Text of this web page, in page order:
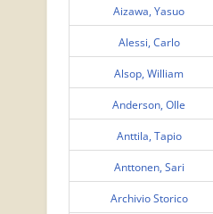
Aizawa, Yasuo
Alessi, Carlo
Alsop, William
Anderson, Olle
Anttila, Tapio
Anttonen, Sari
Archivio Storico